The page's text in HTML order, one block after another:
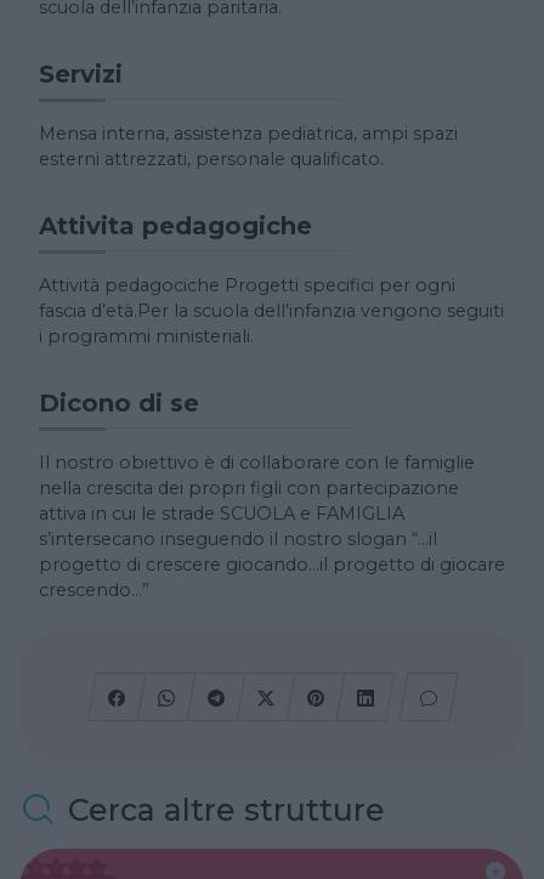
scuola dell’infanzia paritaria.
Servizi
Mensa interna, assistenza pediatrica, ampi spazi
esterni attrezzati, personale qualificato.
Attivita pedagogiche
Attività pedagociche Progetti specifici per ogni
fascia d’età.Per la scuola dell’infanzia vengono seguiti
i programmi ministeriali.
Dicono di se
Il nostro obiettivo è di collaborare con le famiglie
nella crescita dei propri figli con partecipazione
attiva in cui le strade SCUOLA e FAMIGLIA
s’intersecano inseguendo il nostro slogan “…il
progetto di crescere giocando…il progetto di giocare
crescendo…”
Cerca altre strutture